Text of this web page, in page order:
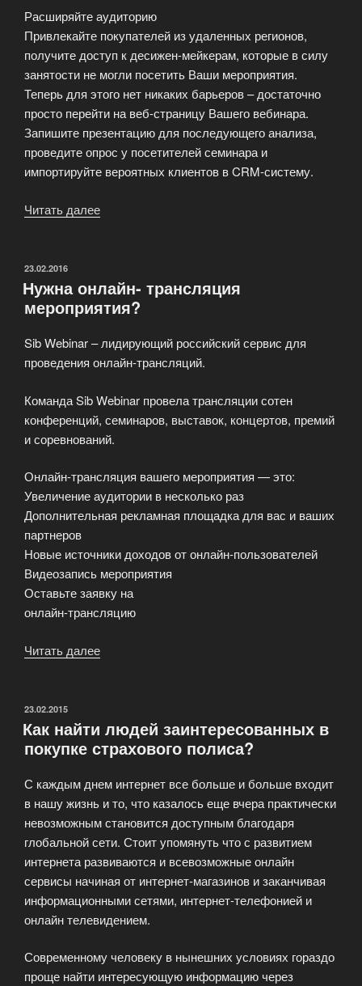
Расширяйте аудиторию
Привлекайте покупателей из удаленных регионов,
получите доступ к десижен-мейкерам, которые в силу
занятости не могли посетить Ваши мероприятия.
Теперь для этого нет никаких барьеров – достаточно
просто перейти на веб-страницу Вашего вебинара.
Запишите презентацию для последующего анализа,
проведите опрос у посетителей семинара и
импортируйте вероятных клиентов в CRM-систему.
Читать далее
и
образования»
ОПУБЛИКОВАНО
23.02.2016
Нужна онлайн- трансляция
мероприятия?
Sib Webinar – лидирующий российский сервис для
проведения онлайн-трансляций.
Команда Sib Webinar провела трансляции сотен
конференций, семинаров, выставок, концертов, премий
и соревнований.
Онлайн-трансляция вашего мероприятия — это:
Увеличение аудитории в несколько раз
Дополнительная рекламная площадка для вас и ваших
партнеров
Новые источники доходов от онлайн-пользователей
Видеозапись мероприятия
Оставьте заявку на
онлайн-трансляцию
Читать далее
ОПУБЛИКОВАНО
23.02.2015
Как найти людей заинтересованных в
покупке страхового полиса?
С каждым днем интернет все больше и больше входит
в нашу жизнь и то, что казалось еще вчера практически
невозможным становится доступным благодаря
глобальной сети. Стоит упомянуть что с развитием
интернета развиваются и всевозможные онлайн
сервисы начиная от интернет-магазинов и заканчивая
информационными сетями, интернет-телефонией и
онлайн телевидением.
Современному человеку в нынешних условиях гораздо
проще найти интересующую информацию через